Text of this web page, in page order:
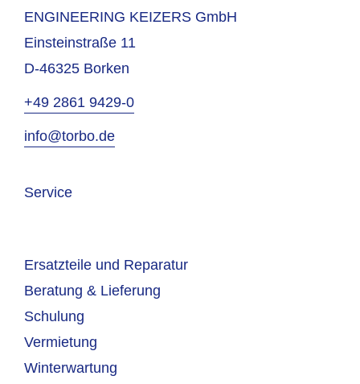
ENGINEERING KEIZERS GmbH
Einsteinstraße 11
D-46325 Borken
+49 2861 9429-0
info@torbo.de
Service
Ersatzteile und Reparatur
Beratung & Lieferung
Schulung
Vermietung
Winterwartung